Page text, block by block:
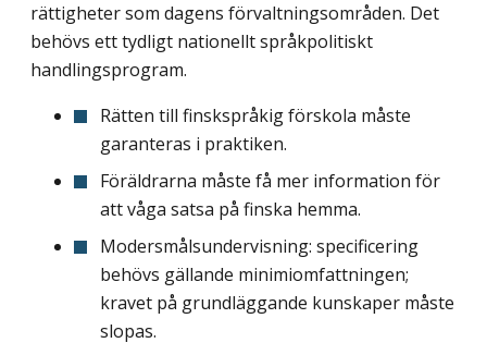
rättigheter som dagens förvaltningsområden. Det
behövs ett tydligt nationellt språkpolitiskt
handlingsprogram.
Rätten till finskspråkig förskola måste
garanteras i praktiken.
Föräldrarna måste få mer information för
att våga satsa på finska hemma.
Modersmålsundervisning: specificering
behövs gällande minimiomfattningen;
kravet på grundläggande kunskaper måste
slopas.